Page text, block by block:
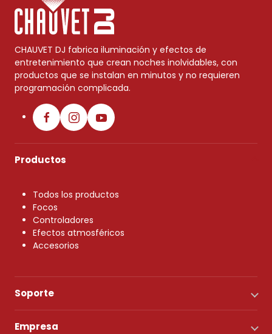
CHAUVET DJ fabrica iluminación y efectos de
entretenimiento que crean noches inolvidables, con
productos que se instalan en minutos y no requieren
programación complicada.
Productos
Todos los productos
Focos
Controladores
Efectos atmosféricos
Accesorios
Soporte
Empresa